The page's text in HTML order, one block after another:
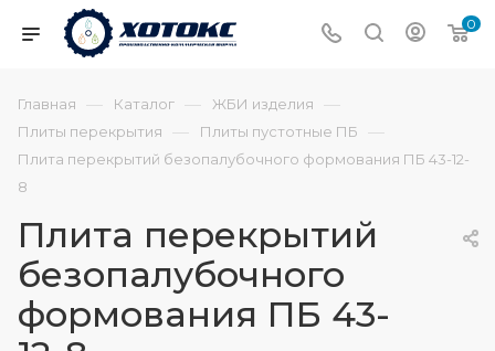
0
Главная — Каталог — ЖБИ изделия —
Плиты перекрытия — Плиты пустотные ПБ —
Плита перекрытий безопалубочного формования ПБ 43-12-
8
Плита перекрытий
безопалубочного
формования ПБ 43-